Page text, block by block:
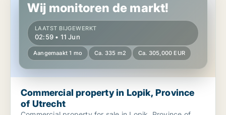
Wij monitoren de markt!
LAATST BIJGEWERKT
02:59 • 11 Jun
Aangemaakt 1 mo Ca. 335 m2 Ca. 305,000 EUR
Commercial property in Lopik, Province
of Utrecht